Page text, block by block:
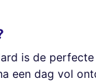
is de
een dag vol